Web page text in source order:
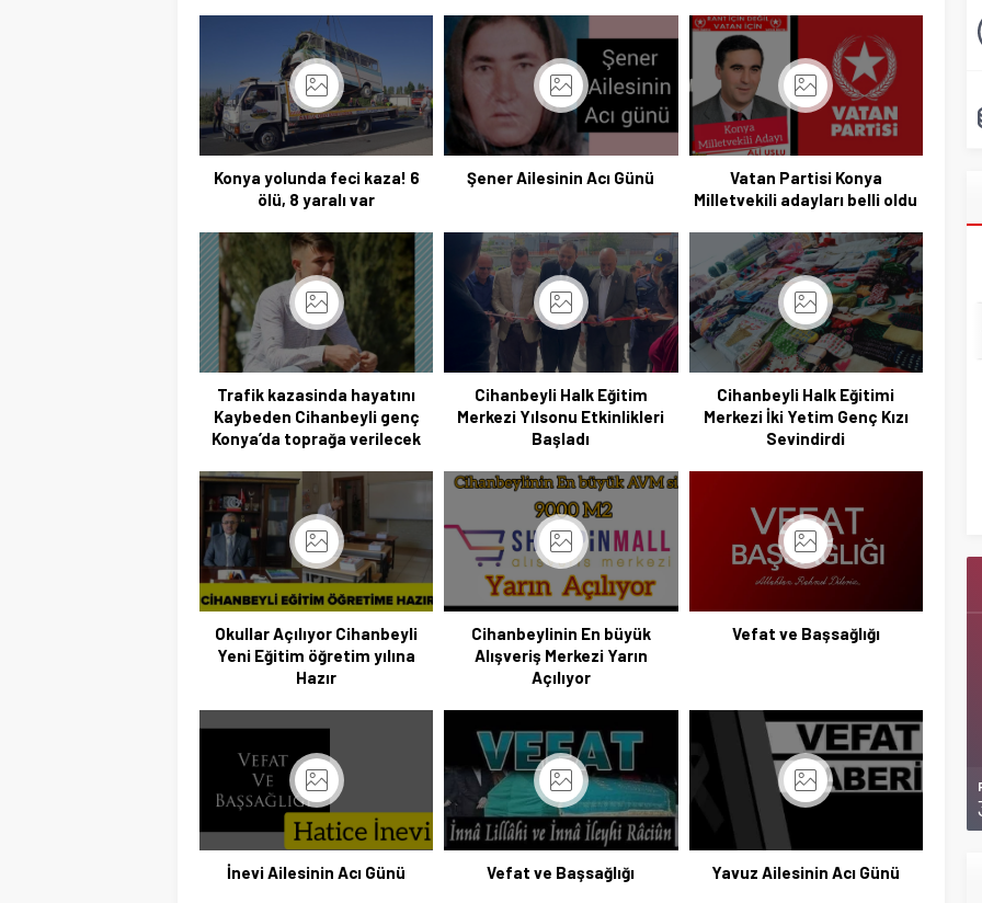
Konya yolunda feci kaza! 6
ölü, 8 yaralı var
Şener Ailesinin Acı Günü
Vatan Partisi Konya
Milletvekili adayları belli oldu
Trafik kazasinda hayatını
Kaybeden Cihanbeyli genç
Konya’da toprağa verilecek
Cihanbeyli Halk Eğitim
Merkezi Yılsonu Etkinlikleri
Başladı
Cihanbeyli Halk Eğitimi
Merkezi İki Yetim Genç Kızı
Sevindirdi
Okullar Açılıyor Cihanbeyli
Yeni Eğitim öğretim yılına
Hazır
Cihanbeylinin En büyük
Alışveriş Merkezi Yarın
Açılıyor
Vefat ve Başsağlığı
İnevi Ailesinin Acı Günü Vefat ve Başsağlığı Yavuz Ailesinin Acı Günü
Başkan Adayı Kemal Tekin Sahada
Konyalı Çiftci Feci şekilde Can Verdi